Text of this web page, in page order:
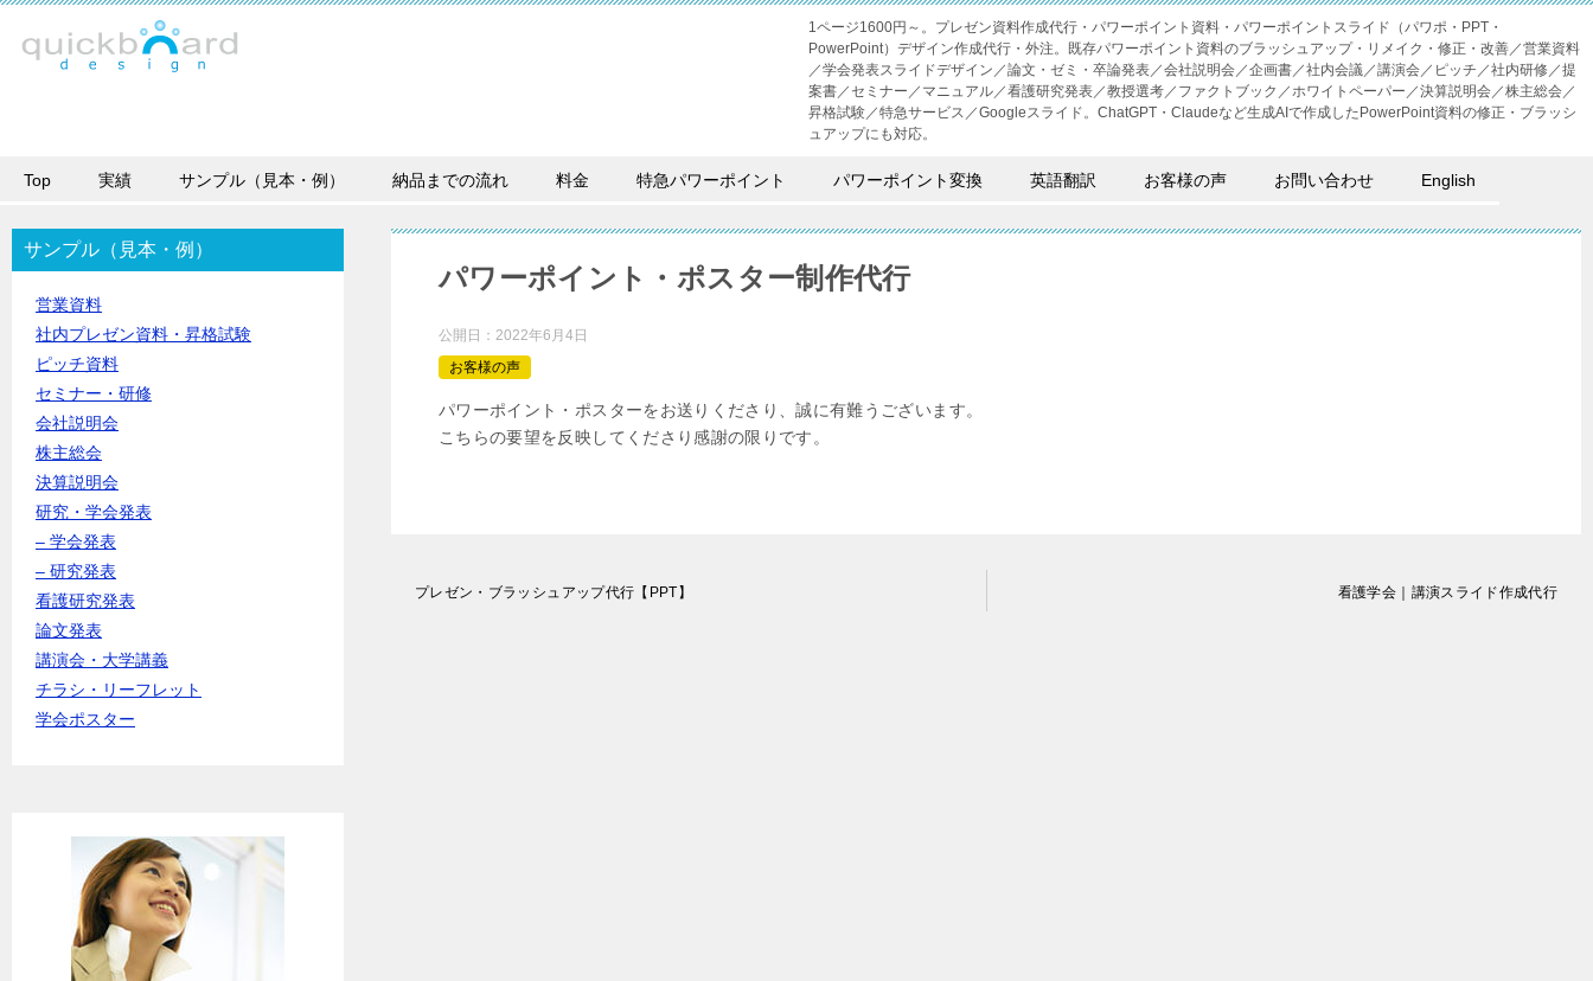
1ページ1600円～。プレゼン資料作成代行・パワーポイント資料・パワーポイントスライド（パワポ・PPT・
PowerPoint）デザイン作成代行・外注。既存パワーポイント資料のブラッシュアップ・リメイク・修正・改善／営業資料
／学会発表スライドデザイン／論文・ゼミ・卒論発表／会社説明会／企画書／社内会議／講演会／ピッチ／社内研修／提
案書／セミナー／マニュアル／看護研究発表／教授選考／ファクトブック／ホワイトペーパー／決算説明会／株主総会／
昇格試験／特急サービス／Googleスライド。ChatGPT・Claudeなど生成AIで作成したPowerPoint資料の修正・ブラッシ
ュアップにも対応。
Top 実績 サンプル（見本・例） 納品までの流れ 料金 特急パワーポイント パワーポイント変換 英語翻訳 お客様の声 お問い合わせ English
パワーポイント・ポスター制作代行
公開日： 2022年6月4日
お客様の声
パワーポイント・ポスターをお送りくださり、誠に有難うございます。
こちらの要望を反映してくださり感謝の限りです。
プレゼン・ブラッシュアップ代行【PPT】 看護学会｜講演スライド作成代行
サンプル（見本・例）
営業資料
社内プレゼン資料・昇格試験
ピッチ資料
セミナー・研修
会社説明会
株主総会
決算説明会
研究・学会発表
– 学会発表
– 研究発表
看護研究発表
論文発表
講演会・大学講義
チラシ・リーフレット
学会ポスター